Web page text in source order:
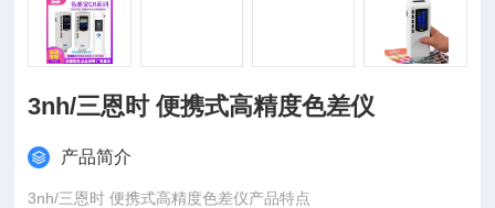
3nh/三恩时 便携式高精度色差仪
产品简介
3nh/三恩时 便携式高精度色差仪产品特点